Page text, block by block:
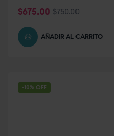
$750.00
$675.00
AÑADIR AL CARRITO
-10% OFF